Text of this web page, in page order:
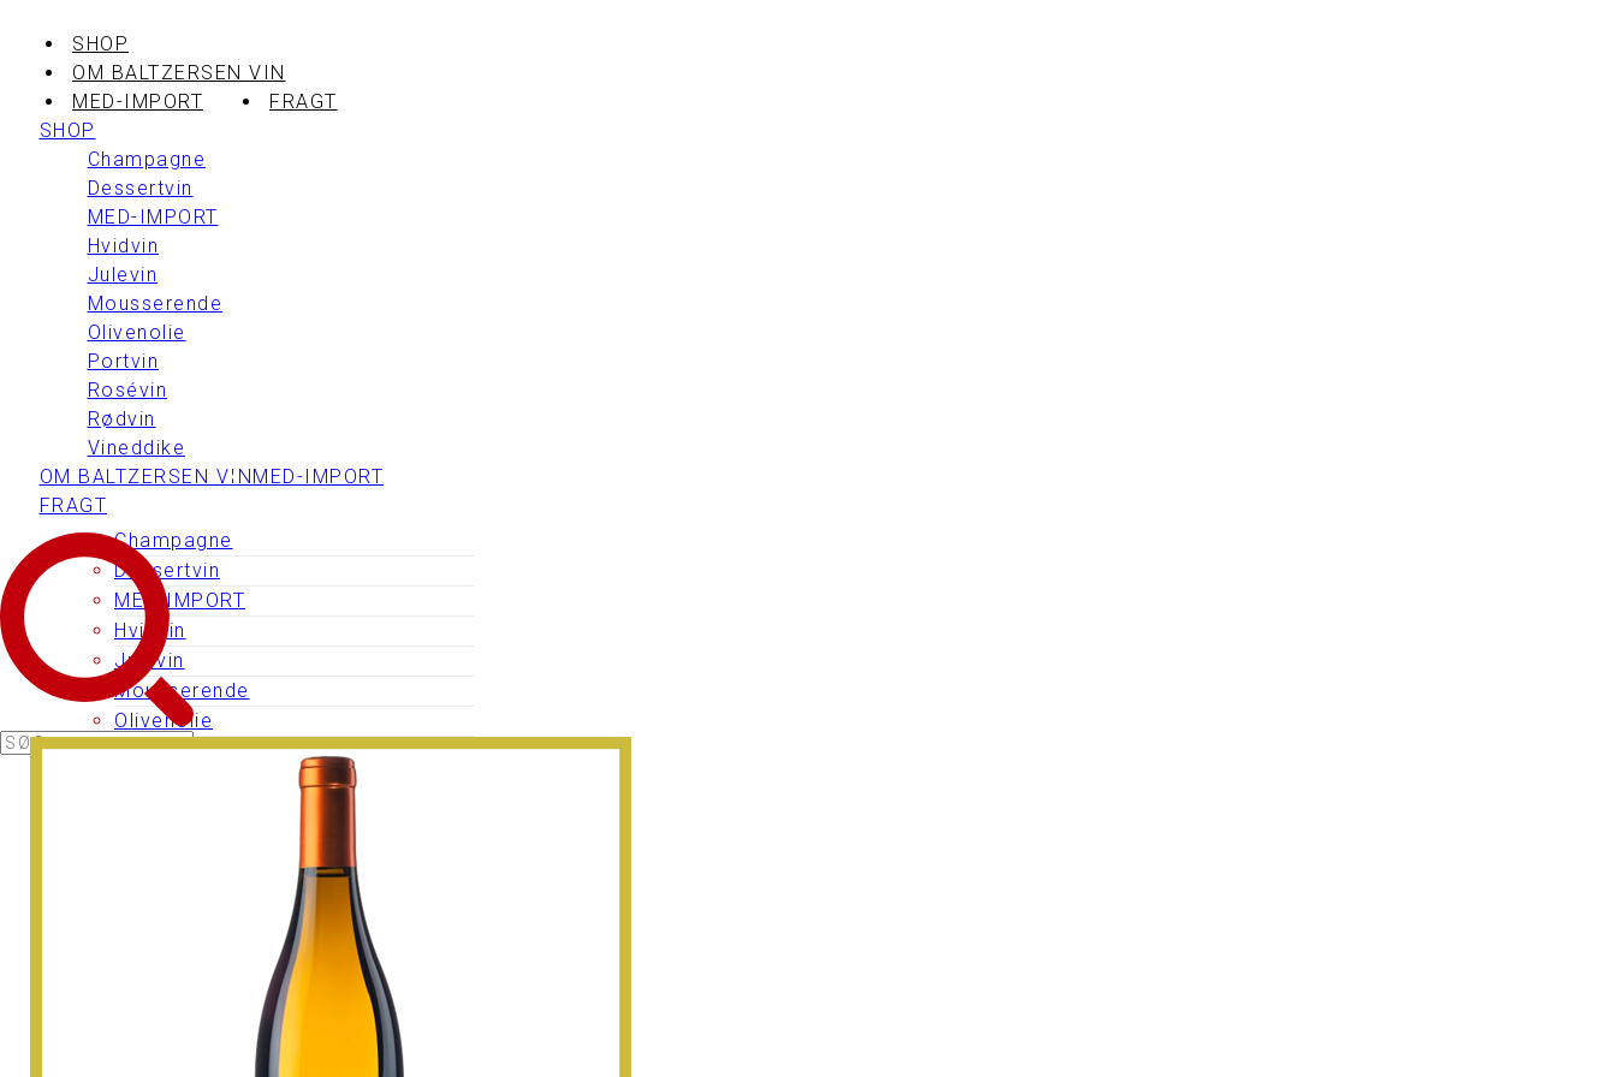
SHOP
Champagne
Dessertvin
MED-IMPORT
Hvidvin
Julevin
Mousserende
Olivenolie
Portvin
OM BALTZERSEN VIN
MED-IMPORT
FRAGT
SHOP
Champagne
Dessertvin
MED-IMPORT
Hvidvin
Julevin
Mousserende
Olivenolie
Portvin
Rosévin
Rødvin
Vineddike
OM BALTZERSEN VINMED-IMPORT
FRAGT